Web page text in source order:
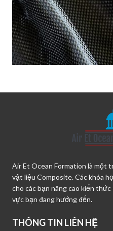
Air Et Ocean Formation là một
vật liệu Composite. Các khóa
cho các bạn nâng cao kiến
vực bạn đang hướng đến.
THÔNG TIN LIÊN HỆ